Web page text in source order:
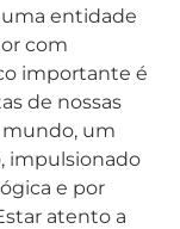
entidade
com
importante é
de nossas
mundo, um
impulsionado
e por
atento a